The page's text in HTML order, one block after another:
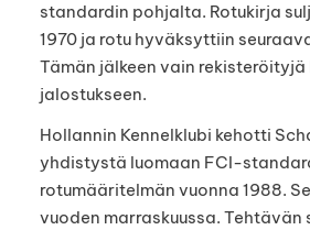
standardin pohjalta. Rotukirja
1970 ja rotu hyväksyttiin
Tämän jälkeen vain
jalostukseen.
Hollannin Kennelklubi kehotti
yhdistystä luomaan FCI-
rotumääritelmän vuonna 1988.
vuoden marraskuussa.